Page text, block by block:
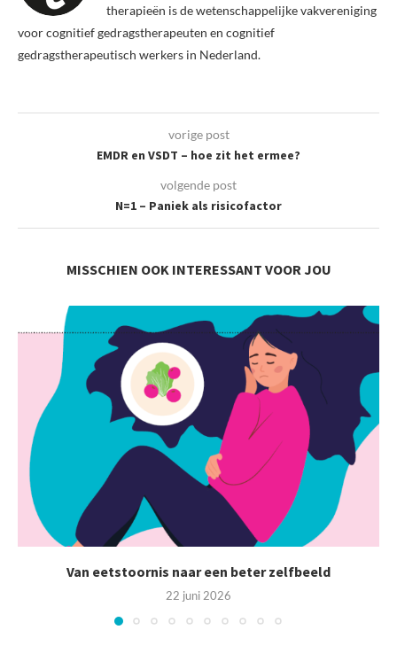
therapieën is de wetenschappelijke vakvereniging
voor cognitief gedragstherapeuten en cognitief
gedragstherapeutisch werkers in Nederland.
vorige post
EMDR en VSDT – hoe zit het ermee?
volgende post
N=1 – Paniek als risicofactor
MISSCHIEN OOK INTERESSANT VOOR JOU
Van eetstoornis naar een beter zelfbeeld
22 juni 2026